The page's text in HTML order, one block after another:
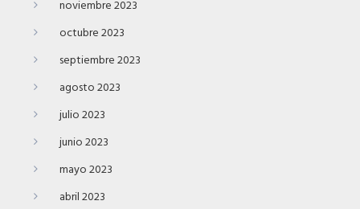
noviembre 2023
octubre 2023
septiembre 2023
agosto 2023
julio 2023
junio 2023
mayo 2023
abril 2023